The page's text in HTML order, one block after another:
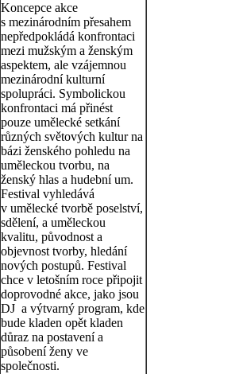
Koncepce akce
s mezinárodním přesahem
nepředpokládá konfrontaci
mezi mužským a ženským
aspektem, ale vzájemnou
mezinárodní kulturní
spolupráci. Symbolickou
konfrontaci má přinést
pouze umělecké setkání
různých světových kultur na
bázi ženského pohledu na
uměleckou tvorbu, na
ženský hlas a hudební um.
Festival vyhledává
v umělecké tvorbě poselství,
sdělení, a uměleckou
kvalitu, původnost a
objevnost tvorby, hledání
nových postupů. Festival
chce v letošním roce připojit
doprovodné akce, jako jsou
DJ a výtvarný program, kde
bude kladen opět kladen
důraz na postavení a
působení ženy ve
společnosti.